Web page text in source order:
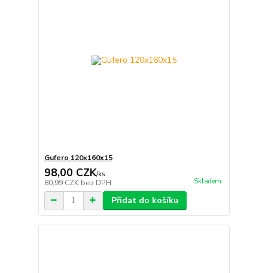
Gufero 120x160x15
98,00 CZK/ks
80,99 CZK bez DPH Skladem
Přidat do košíku